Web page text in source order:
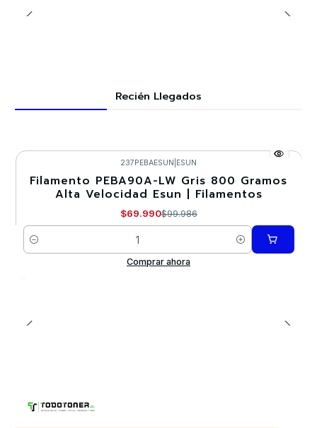
Recién Llegados
-30%
237PEBAESUN ESUN
Filamento PEBA90A-LW Gris 800 Gramos
Alta Velocidad Esun | Filamentos
$69.990$99.986
Cantidad
Comprar ahora